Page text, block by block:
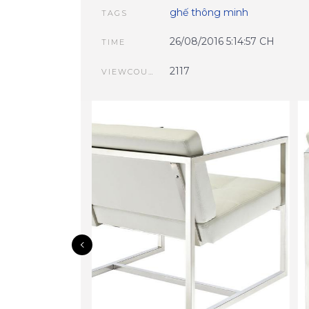
TAGS ghế thông minh
TIME 26/08/2016 5:14:57 CH
VIEWCOUNT 2117